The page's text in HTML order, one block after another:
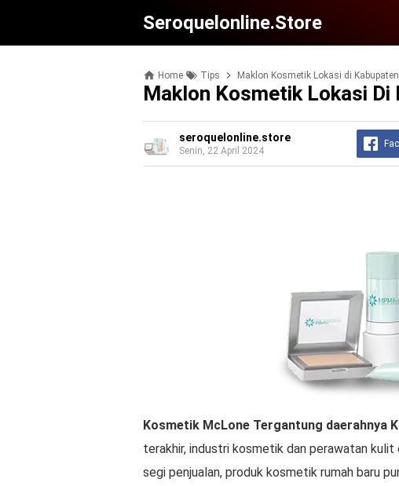
Seroquelonline.store
Home Tips Maklon Kosmetik Lokasi di
Maklon Kosmetik Lokasi Di
seroquelonline.store
Senin, 22 April 2024
Kosmetik McLone Tergantung daerahnya
terakhir, industri kosmetik dan perawatan kulit
segi penjualan, produk kosmetik rumah baru